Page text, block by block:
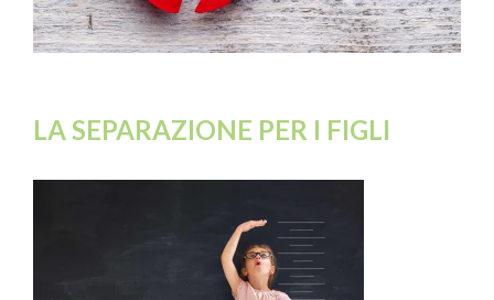
LA SEPARAZIONE PER I FIGLI